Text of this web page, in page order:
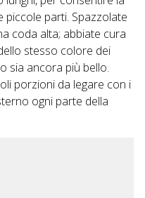
piccole parti. Spazzolate
coda alta; abbiate cura
stesso colore dei
sia ancora più bello.
porzioni da legare con i
ogni parte della